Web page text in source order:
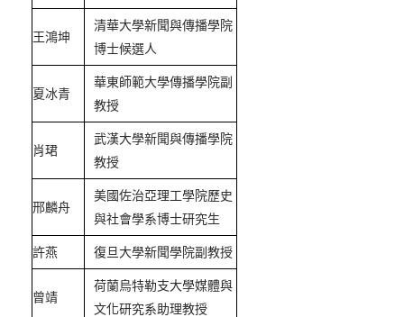
王鴻坤
清華大學新聞與傳播學院
博士候選人
夏冰青
華東師範大學傳播學院副
教授
肖珺
武漢大學新聞與傳播學院
教授
邢麟舟
美國佐治亞理工學院歷史
與社會學系博士研究生
許燕 復旦大學新聞學院副教授
曾靖
荷蘭烏特勒支大學媒體與
文化研究系助理教授